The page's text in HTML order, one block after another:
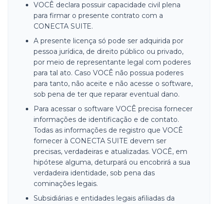
VOCÊ declara possuir capacidade civil plena
para firmar o presente contrato com a
CONECTA SUITE.
A presente licença só pode ser adquirida por
pessoa jurídica, de direito público ou privado,
por meio de representante legal com poderes
para tal ato. Caso VOCÊ não possua poderes
para tanto, não aceite e não acesse o software,
sob pena de ter que reparar eventual dano.
Para acessar o software VOCÊ precisa fornecer
informações de identificação e de contato.
Todas as informações de registro que VOCÊ
fornecer à CONECTA SUITE devem ser
precisas, verdadeiras e atualizadas. VOCÊ, em
hipótese alguma, deturpará ou encobrirá a sua
verdadeira identidade, sob pena das
cominações legais.
Subsidiárias e entidades legais afiliadas da